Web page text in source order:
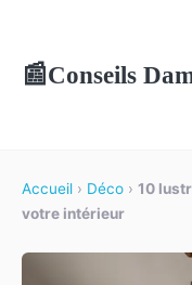
📰Conseils
Accueil › Déco › 10
votre intérieur